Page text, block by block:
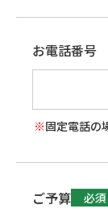
お電話番号
固定電話の
ご予算 必須